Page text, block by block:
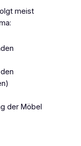
meist
der Möbel